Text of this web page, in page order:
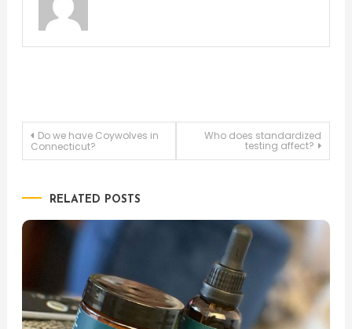
Post
Do we have Coywolves in
Connecticut?
Who does standardized
testing affect?
RELATED POSTS